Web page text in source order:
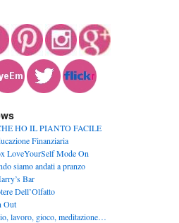
HO IL PIANTO FACILE
Finanziaria
LoveYourSelf Mode On
siamo andati a pranzo
Bar
Dell’Olfatto
Out
lavoro, gioco, meditazione…